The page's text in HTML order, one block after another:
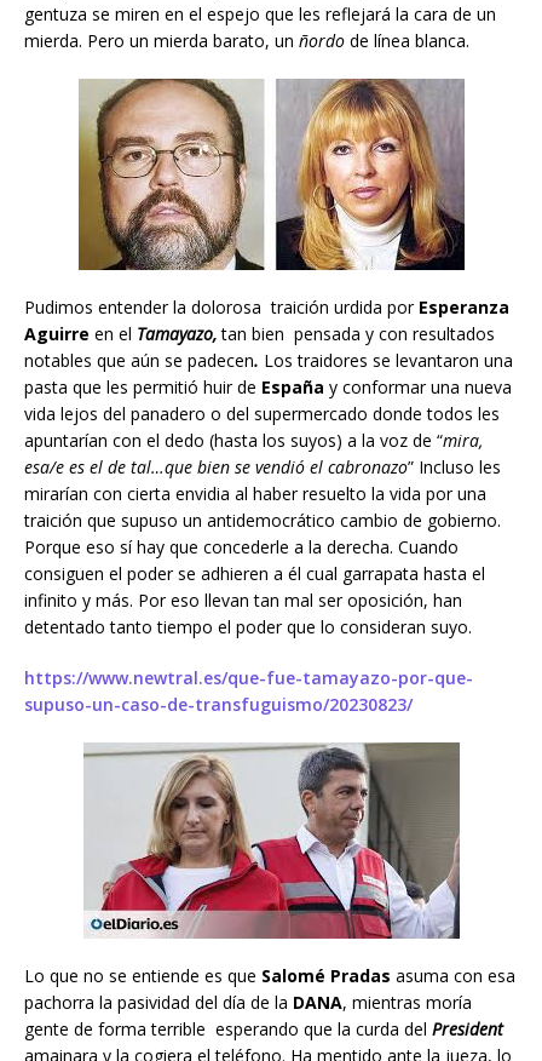
gentuza se miren en el espejo que les reflejará la cara de un
mierda. Pero un mierda barato, un ñordo de línea blanca.
Pudimos entender la dolorosa traición urdida por Esperanza
Aguirre en el Tamayazo,tan bien pensada y con resultados
notables que aún se padecen. Los traidores se levantaron una
pasta que les permitió huir de España y conformar una nueva
vida lejos del panadero o del supermercado donde todos les
apuntarían con el dedo (hasta los suyos) a la voz de “mira,
esa/e es el de tal…que bien se vendió el cabronazo” Incluso les
mirarían con cierta envidia al haber resuelto la vida por una
traición que supuso un antidemocrático cambio de gobierno.
Porque eso sí hay que concederle a la derecha. Cuando
consiguen el poder se adhieren a él cual garrapata hasta el
infinito y más. Por eso llevan tan mal ser oposición, han
detentado tanto tiempo el poder que lo consideran suyo.
https://www.newtral.es/que-fue-tamayazo-por-que-
supuso-un-caso-de-transfuguismo/20230823/
Lo que no se entiende es que Salomé Pradas asuma con esa
pachorra la pasividad del día de la DANA, mientras moría
gente de forma terrible esperando que la curda del President
amainara y la cogiera el teléfono. Ha mentido ante la jueza, lo